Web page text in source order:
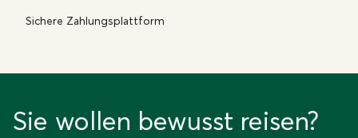
Sichere Zahlungsplattform
Sie wollen bewusst reisen?